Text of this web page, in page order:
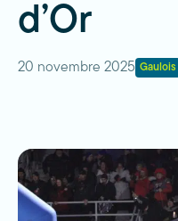
d’Or
20 novembre 2025 Gaulois